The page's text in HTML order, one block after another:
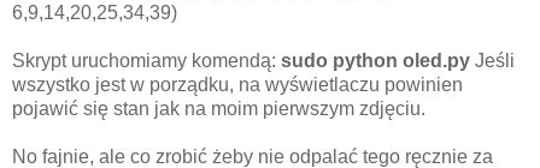
6,9,14,20,25,34,39)
Skrypt uruchomiamy komendą: sudo python oled.py Jeśli
wszystko jest w porządku, na wyświetlaczu powinien
pojawić się stan jak na moim pierwszym zdjęciu.
No fajnie, ale co zrobić żeby nie odpalać tego ręcznie za